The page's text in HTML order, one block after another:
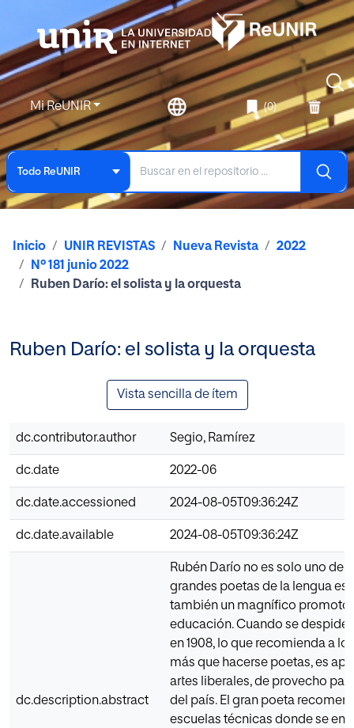
Mi ReUNIR (0)
Todo ReUNIR
Inicio UNIR REVISTAS Nueva Revista
2022
Nº 181 junio 2022
Ruben Darío: el solista y la orquesta
Ruben Darío: el solista y la orquesta
Vista sencilla de ítem
dc.contributor.author Segio, Ramírez
dc.date 2022-06
dc.date.accessioned 2024-08-05T09:36:24Z
dc.date.available 2024-08-05T09:36:24Z
dc.description.abstract
Rubén Darío no es solo uno de
grandes poetas de la lengua
también un magnífico
educación. Cuando se despide
en 1908, lo que recomienda a
más que hacerse poetas, es
artes liberales, de provecho
del país. El gran poeta
escuelas técnicas donde se